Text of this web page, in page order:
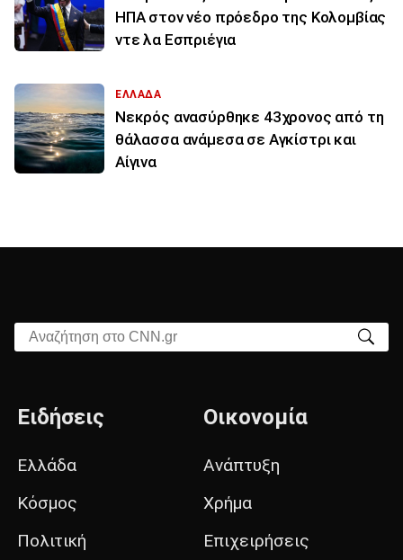
ΗΠΑ στον νέο πρόεδρο της Κολομβίας
ντε λα Εσπριέγια
ΕΛΛΑΔΑ
Νεκρός ανασύρθηκε 43χρονος από τη
θάλασσα ανάμεσα σε Αγκίστρι και
Αίγινα
Αναζήτηση στο CNN.gr
Ειδήσεις
Ελλάδα
Κόσμος
Πολιτική
Οικονομία
Ανάπτυξη
Χρήμα
Επιχειρήσεις